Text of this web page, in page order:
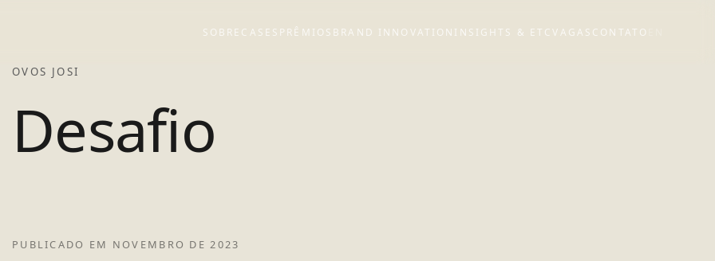
SOBRE CASES PRÊMIOS BRAND INNOVATION INSIGHTS & ETCVAGAS CONTATO
OVOS JOSI
Desafio
PUBLICADO EM NOVEMBRO DE 2023